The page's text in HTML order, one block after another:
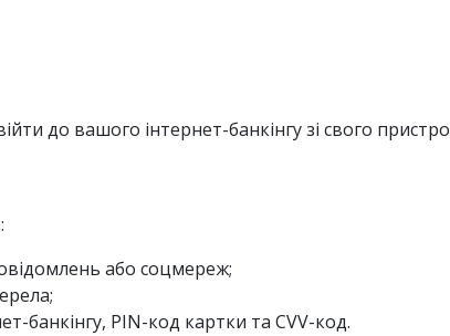
до вашого інтернет-банкінгу зі свого
або соцмереж;
банкінгу, PIN-код картки та CVV-код.